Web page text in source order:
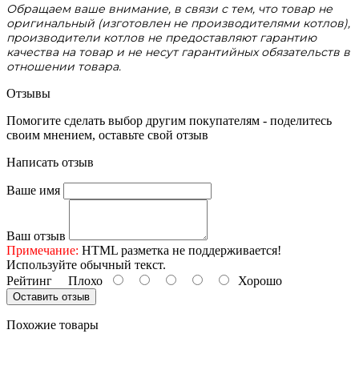
Обращаем ваше внимание, в связи с тем, что товар не
оригинальный (изготовлен не производителями котлов),
производители котлов не предоставляют гарантию
качества на товар и не несут гарантийных обязательств в
отношении товара.
Отзывы
Помогите сделать выбор другим покупателям - поделитесь
своим мнением, оставьте свой отзыв
Написать отзыв
Ваше имя
Ваш отзыв
Примечание: HTML разметка не поддерживается!
Используйте обычный текст.
Рейтинг Плохо Хорошо
Оставить отзыв
Похожие товары